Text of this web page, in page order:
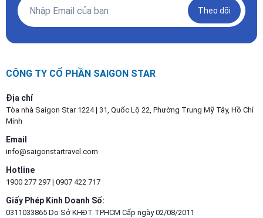
Theo dõi
CÔNG TY CỔ PHẦN SAIGON STAR
Địa chỉ
Tòa nhà Saigon Star 1224 | 31, Quốc Lộ 22, Phường Trung Mỹ Tây, Hồ Chí
Minh
Email
info@saigonstartravel.com
Hotline
1900 277 297 | 0907 422 717
Giấy Phép Kinh Doanh Số:
0311033865 Do Sở KHĐT TPHCM Cấp ngày 02/08/2011